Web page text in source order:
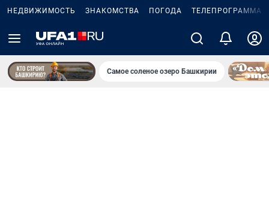
НЕДВИЖИМОСТЬ ЗНАКОМСТВА ПОГОДА ТЕЛЕПРОГРАММА
Самое соленое озеро Башкирии